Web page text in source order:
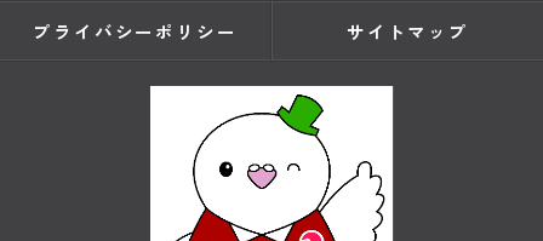
プライバシーポリシー サイトマップ